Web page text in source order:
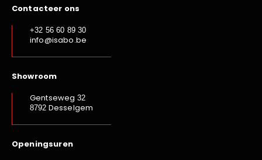
Contacteer ons
+32 56 60 89 30
info@isabo.be
Showroom
Gentseweg 32
8792 Desselgem
Openingsuren